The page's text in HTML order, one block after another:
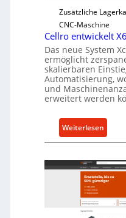
l
s
t
s
c
u
t
f
ü
r
i
Zusätzliche
CNC-Maschine
Cellro entwickelt
Das neue System
ermöglicht
skalierbaren
Automatisierung,
und
erweitert werden
Weiterlesen
C
l
l